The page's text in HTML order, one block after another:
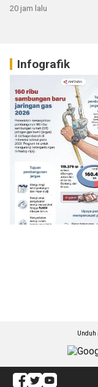
20 jam lalu
Infografik
Unduh